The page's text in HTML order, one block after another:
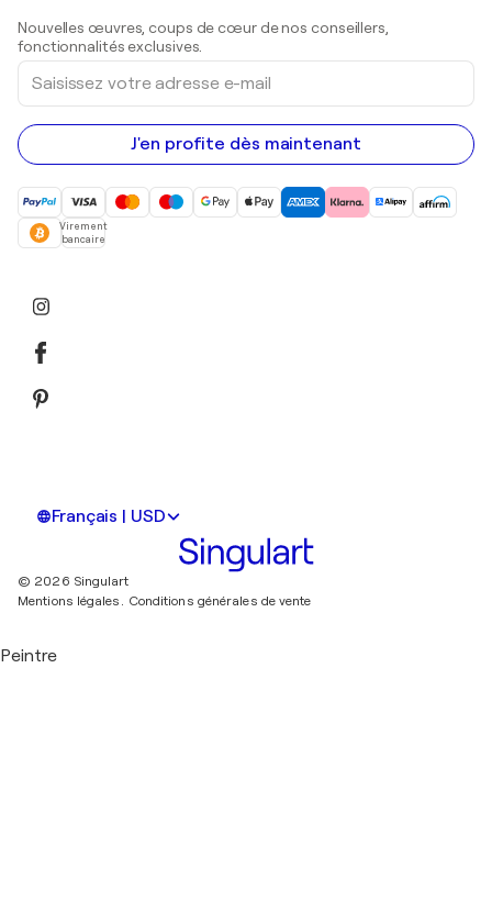
Peintures acryliques
Nouvelles œuvres, coups de cœur de nos conseillers,
fonctionnalités exclusives.
Saisissez
votre
adresse
e-
mail
J'en profite dès maintenant
Virement
bancaire
Français | USD
© 2026 Singulart
Mentions légales.
Conditions générales de vente
Peintre